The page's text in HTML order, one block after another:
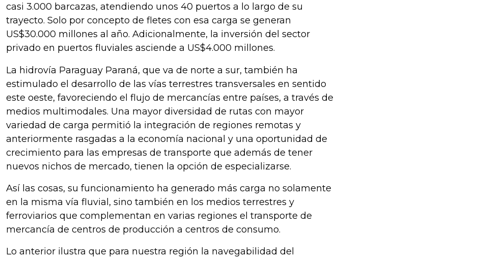
casi 3.000 barcazas, atendiendo unos 40 puertos a lo largo de su
trayecto. Solo por concepto de fletes con esa carga se generan
US$30.000 millones al año. Adicionalmente, la inversión del sector
privado en puertos fluviales asciende a US$4.000 millones.
La hidrovía Paraguay Paraná, que va de norte a sur, también ha
estimulado el desarrollo de las vías terrestres transversales en sentido
este oeste, favoreciendo el flujo de mercancías entre países, a través de
medios multimodales. Una mayor diversidad de rutas con mayor
variedad de carga permitió la integración de regiones remotas y
anteriormente rasgadas a la economía nacional y una oportunidad de
crecimiento para las empresas de transporte que además de tener
nuevos nichos de mercado, tienen la opción de especializarse.
Así las cosas, su funcionamiento ha generado más carga no solamente
en la misma vía fluvial, sino también en los medios terrestres y
ferroviarios que complementan en varias regiones el transporte de
mercancía de centros de producción a centros de consumo.
Lo anterior ilustra que para nuestra región la navegabilidad del